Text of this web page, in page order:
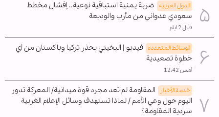
الدول العربیه ضربة يمنية استباقية نوعية.. إفشال مخطط
سعودي عدواني من مأرب والوديعة
قبل 2 ايام
الوسائط المتعدده فيديو | البخيتي يحذر تركيا وباكستان من أي
خطوة تصعيدية
أمس 12:42
خدمة الأخبار
المقاومة لم تعد مجرد قوة ميدانية/ المعركة تدور
اليوم حول وعي الأمم / لماذا تستهدف وسائل الإعلام الغربية
سردية المقاومة؟